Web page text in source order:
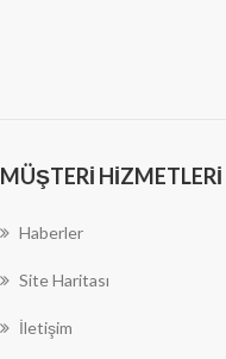
MÜŞTERI HIZMETLERI
Haberler
Site Haritası
İletişim